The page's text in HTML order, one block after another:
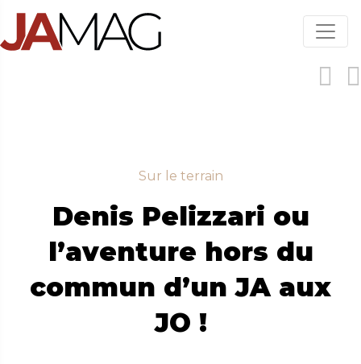
Aller
contenu
Sur le terrain
Denis Pelizzari ou
l’aventure hors du
commun d’un JA aux
JO !